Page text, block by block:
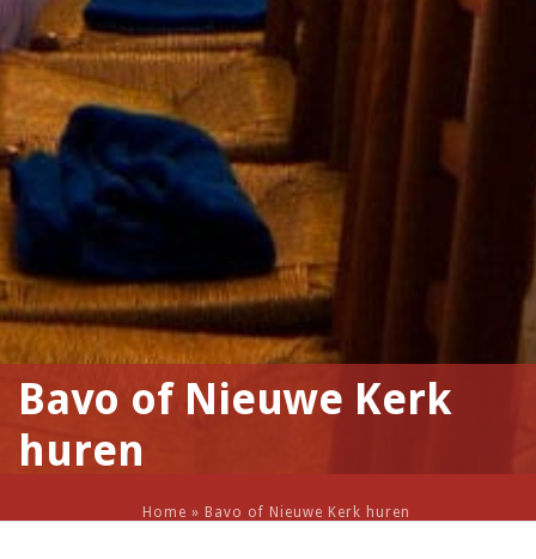
Bavo of Nieuwe Kerk
huren
Home » Bavo of Nieuwe Kerk huren